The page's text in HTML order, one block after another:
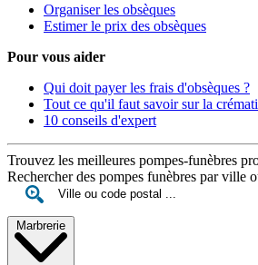
Organiser les obsèques
Estimer le prix des obsèques
Pour vous aider
Qui doit payer les frais d'obsèques ?
Tout ce qu'il faut savoir sur la
10 conseils d'expert
Trouvez les meilleures pompes-funèbres
Rechercher des pompes funèbres par ville
Marbrerie